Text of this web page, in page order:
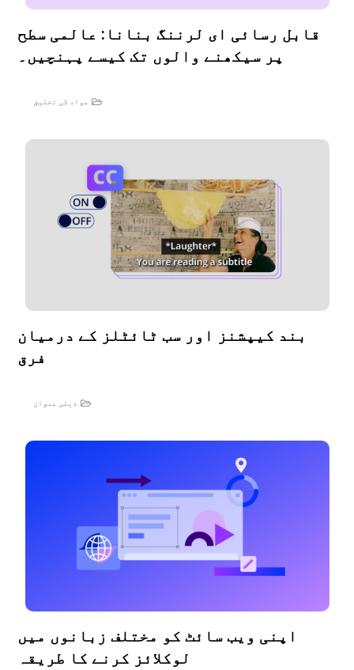
قابل رسائی ای لرننگ بنانا: عالمی سطح
پر سیکھنے والوں تک کیسے پہنچیں۔
مواد کی تخلیق
بند کیپشنز اور سب ٹائٹلز کے درمیان
فرق
ذیلی عنوان
اپنی ویب سائٹ کو مختلف زبانوں میں
لوکلائز کرنے کا طریقہ